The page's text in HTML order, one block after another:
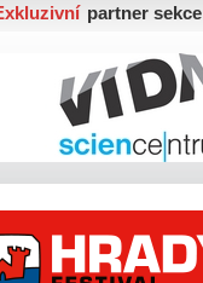
partner sekce